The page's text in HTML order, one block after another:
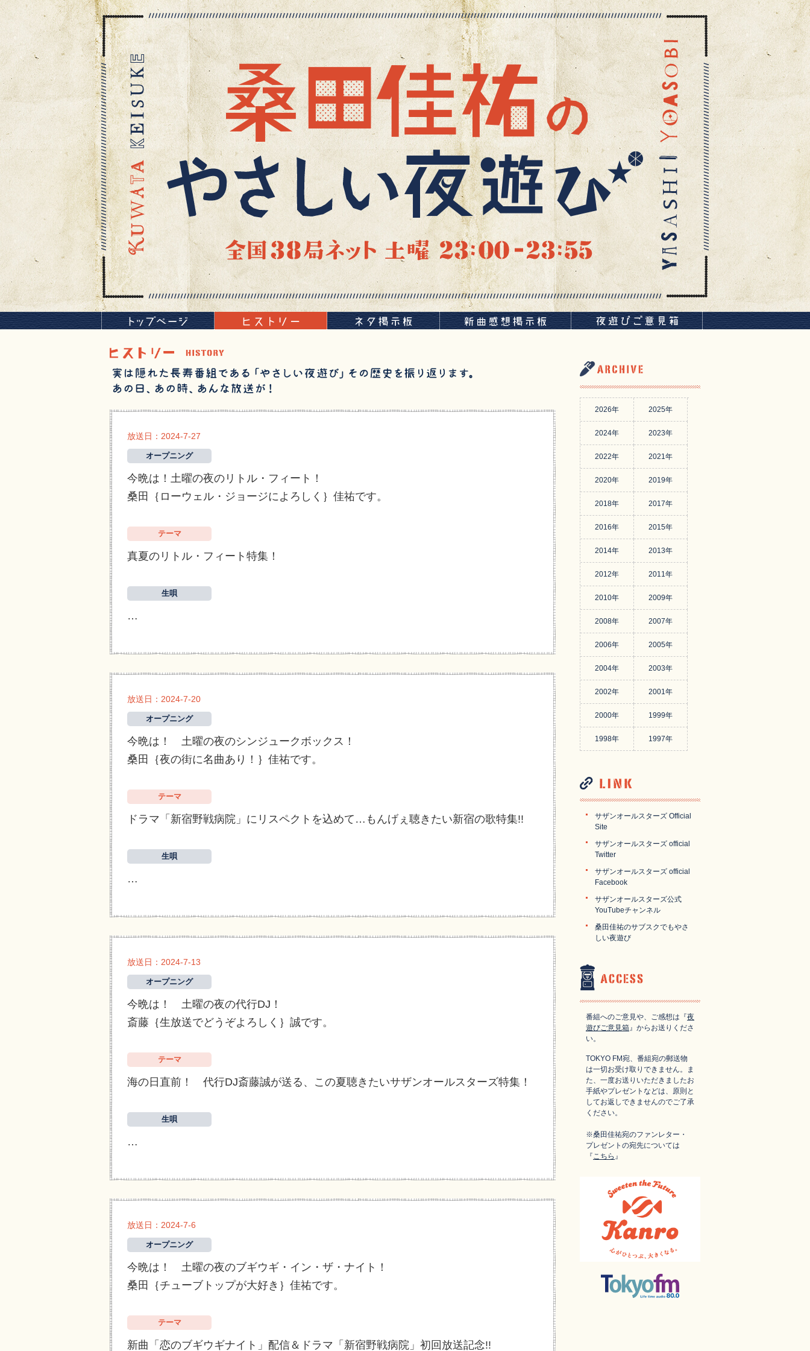
放送日：2024-7-27
オープニング
今晩は！土曜の夜のリトル・フィート！
桑田｛ローウェル・ジョージによろしく｝佳祐です。
テーマ
真夏のリトル・フィート特集！
生唄
…
放送日：2024-7-20
オープニング
今晩は！ 土曜の夜のシンジュークボックス！
桑田｛夜の街に名曲あり！｝佳祐です。
テーマ
ドラマ「新宿野戦病院」にリスペクトを込めて…もんげぇ聴きたい新宿の歌特集!!
生唄
…
放送日：2024-7-13
オープニング
今晩は！ 土曜の夜の代行DJ！
斎藤｛生放送でどうぞよろしく｝誠です。
テーマ
海の日直前！ 代行DJ斎藤誠が送る、この夏聴きたいサザンオールスターズ特集！
生唄
…
放送日：2024-7-6
オープニング
今晩は！ 土曜の夜のブギウギ・イン・ザ・ナイト！
桑田｛チューブトップが大好き｝佳祐です。
テーマ
新曲「恋のブギウギナイト」配信＆ドラマ「新宿野戦病院」初回放送記念!!
2026年 2025年
2024年 2023年
2022年 2021年
2020年 2019年
2018年 2017年
2016年 2015年
2014年 2013年
2012年 2011年
2010年 2009年
2008年 2007年
2006年 2005年
2004年 2003年
2002年 2001年
2000年 1999年
1998年 1997年
サザンオールスターズ Official
Site
サザンオールスターズ official
Twitter
サザンオールスターズ official
Facebook
サザンオールスターズ公式
YouTubeチャンネル
桑田佳祐のサブスクでもやさ
しい夜遊び
番組へのご意見や、ご感想は『夜
遊びご意見箱 』からお送りくださ
い。
TOKYO FM宛、番組宛の郵送物
は一切お受け取りできません。ま
た、一度お送りいただきましたお
手紙やプレゼントなどは、原則と
してお返しできませんのでご了承
ください。
※桑田佳祐宛のファンレター・
プレゼントの宛先については
『 こちら 』